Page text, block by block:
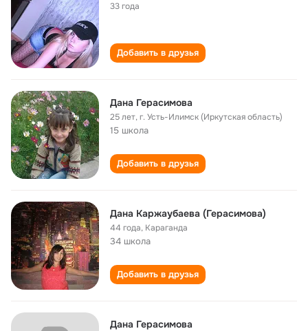
33 года
Добавить в друзья
Дана Герасимова
25 лет,г. Усть-Илимск (Иркутская область)
15 школа
Добавить в друзья
Дана Каржаубаева (Герасимова)
44 года, Караганда
34 школа
Добавить в друзья
Дана Герасимова